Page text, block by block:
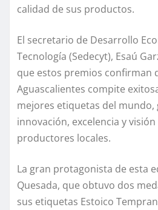
calidad de sus productos.
El secretario de Desarrollo
Tecnología (Sedecyt), Esaú
que estos premios confirman
Aguascalientes compite
mejores etiquetas del mundo,
innovación, excelencia y visión
productores locales.
La gran protagonista de esta
Quesada, que obtuvo dos
sus etiquetas Estoico